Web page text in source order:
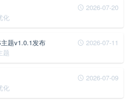
2026-07-20
化
2026-07-11
题v1.0.1发布
题
2026-07-09
化